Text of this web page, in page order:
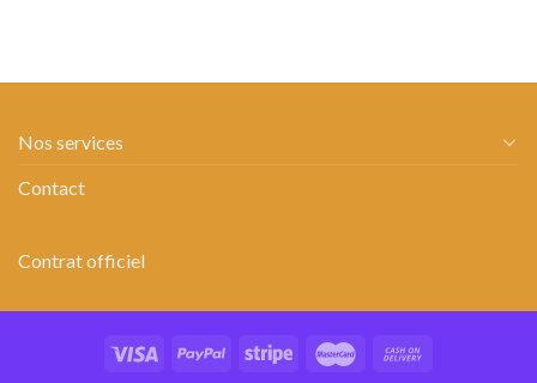
Nos services
Contact
Contrat officiel